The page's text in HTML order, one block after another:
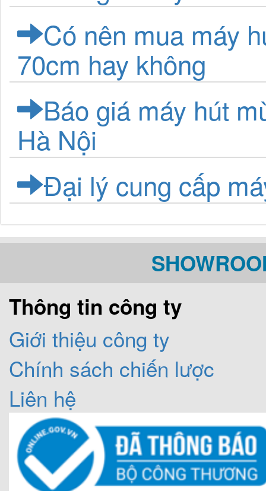
Có nên mua máy
70cm hay không
Báo giá máy hút
Hà Nội
Đại lý cung cấp
Thông tin công ty
Giới thiệu công ty
Chính sách chiến lược
Liên hệ